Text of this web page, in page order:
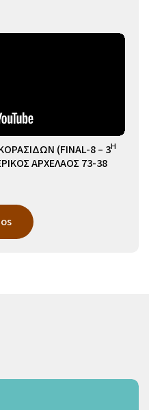
(FINAL-8 – 3Η
ΑΡΧΕΛΑΟΣ 73-38